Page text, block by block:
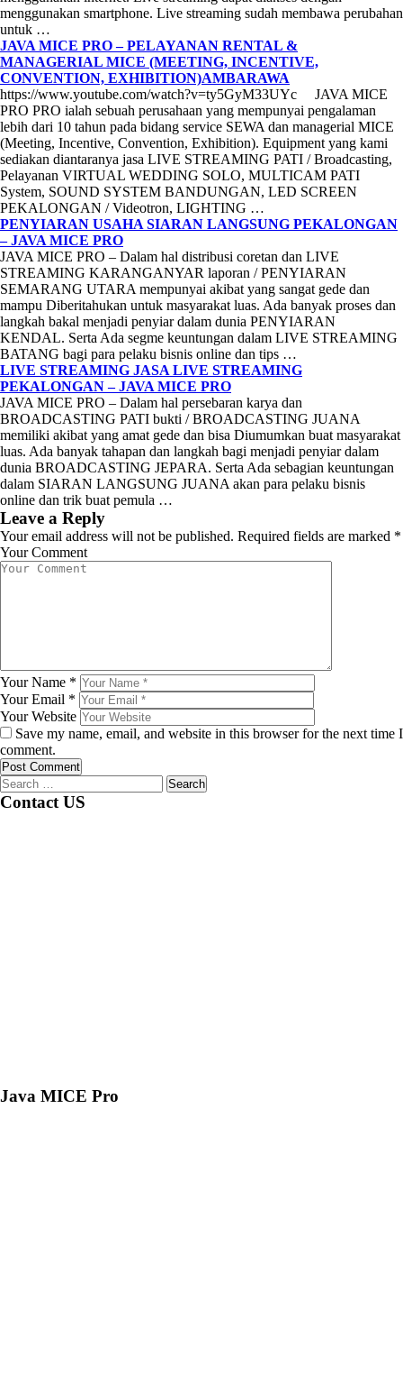
menggunakan smartphone. Live streaming sudah membawa perubahan
untuk …
JAVA MICE PRO – PELAYANAN RENTAL &
MANAGERIAL MICE (MEETING, INCENTIVE,
CONVENTION, EXHIBITION)AMBARAWA
https://www.youtube.com/watch?v=ty5GyM33UYc JAVA MICE
PRO PRO ialah sebuah perusahaan yang mempunyai pengalaman
lebih dari 10 tahun pada bidang service SEWA dan managerial MICE
(Meeting, Incentive, Convention, Exhibition). Equipment yang kami
sediakan diantaranya jasa LIVE STREAMING PATI / Broadcasting,
Pelayanan VIRTUAL WEDDING SOLO, MULTICAM PATI
System, SOUND SYSTEM BANDUNGAN, LED SCREEN
PEKALONGAN / Videotron, LIGHTING …
PENYIARAN USAHA SIARAN LANGSUNG PEKALONGAN
– JAVA MICE PRO
JAVA MICE PRO – Dalam hal distribusi coretan dan LIVE
STREAMING KARANGANYAR laporan / PENYIARAN
SEMARANG UTARA mempunyai akibat yang sangat gede dan
mampu Diberitahukan untuk masyarakat luas. Ada banyak proses dan
langkah bakal menjadi penyiar dalam dunia PENYIARAN
KENDAL. Serta Ada segme keuntungan dalam LIVE STREAMING
BATANG bagi para pelaku bisnis online dan tips …
LIVE STREAMING JASA LIVE STREAMING
PEKALONGAN – JAVA MICE PRO
JAVA MICE PRO – Dalam hal persebaran karya dan
BROADCASTING PATI bukti / BROADCASTING JUANA
memiliki akibat yang amat gede dan bisa Diumumkan buat masyarakat
luas. Ada banyak tahapan dan langkah bagi menjadi penyiar dalam
dunia BROADCASTING JEPARA. Serta Ada sebagian keuntungan
dalam SIARAN LANGSUNG JUANA akan para pelaku bisnis
online dan trik buat pemula …
Leave a Reply
Your email address will not be published. Required fields are marked *
Your Comment
Your Name *
Your Email *
Your Website
Save my name, email, and website in this browser for the next time I
comment.
Search
for:
Contact US
Java MICE Pro